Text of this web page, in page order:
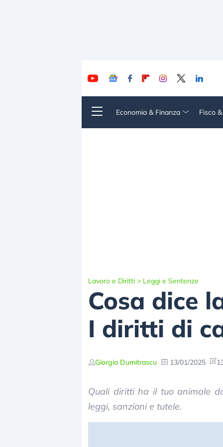
Economia & Finanza Fisco
Lavoro e Diritti > Leggi e Sentenze
Cosa dice
I diritti di
Giorgia Dumitrascu 13/01/2025
Quali diritti ha il tuo animale
leggi, sanzioni e tutele.